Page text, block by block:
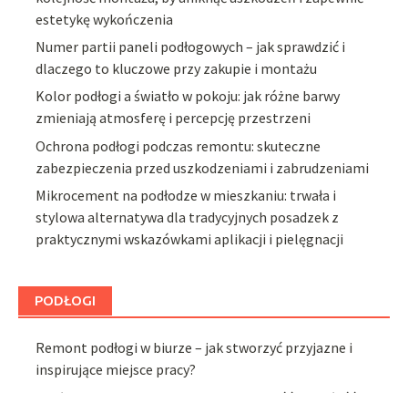
estetykę wykończenia
Numer partii paneli podłogowych – jak sprawdzić i
dlaczego to kluczowe przy zakupie i montażu
Kolor podłogi a światło w pokoju: jak różne barwy
zmieniają atmosferę i percepcję przestrzeni
Ochrona podłogi podczas remontu: skuteczne
zabezpieczenia przed uszkodzeniami i zabrudzeniami
Mikrocement na podłodze w mieszkaniu: trwała i
stylowa alternatywa dla tradycyjnych posadzek z
praktycznymi wskazówkami aplikacji i pielęgnacji
PODŁOGI
Remont podłogi w biurze – jak stworzyć przyjazne i
inspirujące miejsce pracy?